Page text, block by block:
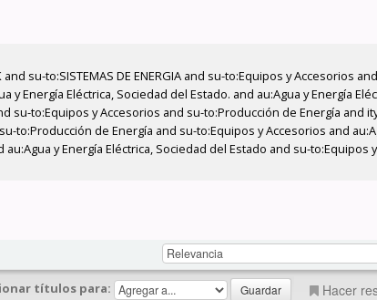
su-to:SISTEMAS DE ENERGIA and su-to:Equipos y Accesorios
Energía Eléctrica, Sociedad del Estado. and au:Agua y Energía
su-to:Equipos y Accesorios and su-to:Producción de Energía and
to:Producción de Energía and su-to:Equipos y Accesorios and
y Energía Eléctrica, Sociedad del Estado and su-to:Equipos y
títulos para: Hacer